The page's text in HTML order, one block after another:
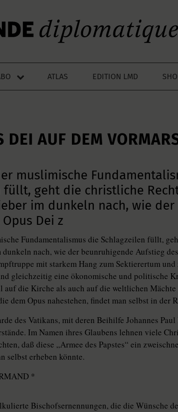
ATLAS EDITION LMD
DEI AUF DEM
muslimische
füllt, geht die christliche
im dunkeln nach, wie
Dei z
Fundamentalismus die Schlagzeilen füllt,
nach, wie der beunruhigende Aufstieg
mit starkem Hang zum Sektierertum
gleichzeitig eine ökonomische und politische
auf die Kirche als auch auf die weltlichen Mächte
dem Opus nahestehen, findet man selbst in der
des Vatikans, mit deren Beihilfe Johannes
Im Namen ihres Glaubens lehnen viele
daß diese „Armee des Papstes“ ein
selbst erheben könnte.
*
Bischofsernennungen, die die Wünsche